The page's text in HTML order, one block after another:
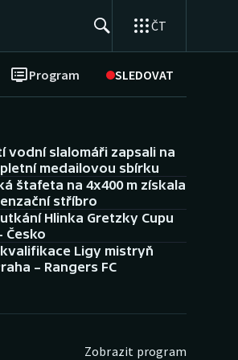
ČT
Program SLEDOVAT
vodní slalomáři zapsali na
medailovou sbírku
štafeta na 4x400 m získala
stříbro
Hlinka Gretzky Cupu
Česko
Ligy mistryň
– Rangers FC
Zobrazit program